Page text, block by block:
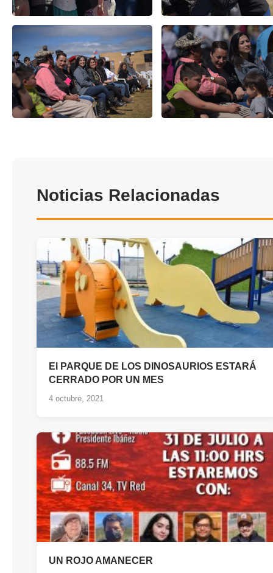
Noticias Relacionadas
El PARQUE DE LOS DINOSAURIOS ESTARÁ
CERRADO POR UN MES
4 octubre, 2021
UN ROJO AMANECER